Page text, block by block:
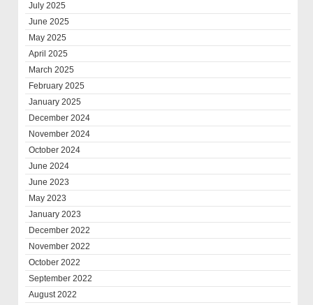
July 2025
June 2025
May 2025
April 2025
March 2025
February 2025
January 2025
December 2024
November 2024
October 2024
June 2024
June 2023
May 2023
January 2023
December 2022
November 2022
October 2022
September 2022
August 2022